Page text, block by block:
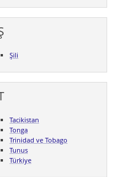
Şili
Tacikistan
Tonga
Trinidad ve Tobago
Tunus
Türkiye